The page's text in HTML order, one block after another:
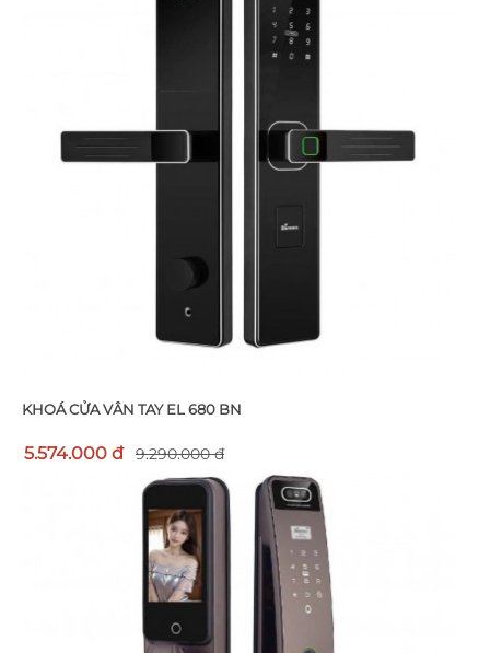
KHOÁ CỬA VÂN TAY EL 680 BN
5.574.000 đ 9.290.000 đ